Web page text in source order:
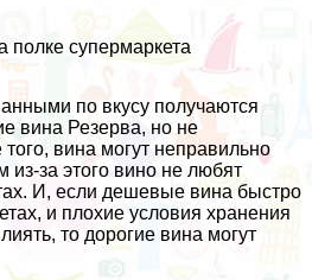
полке супермаркета
по вкусу получаются
вина Резерва, но не
вина могут неправильно
из-за этого вино не любят
И, если дешевые вина быстро
и плохие условия хранения
то дорогие вина могут